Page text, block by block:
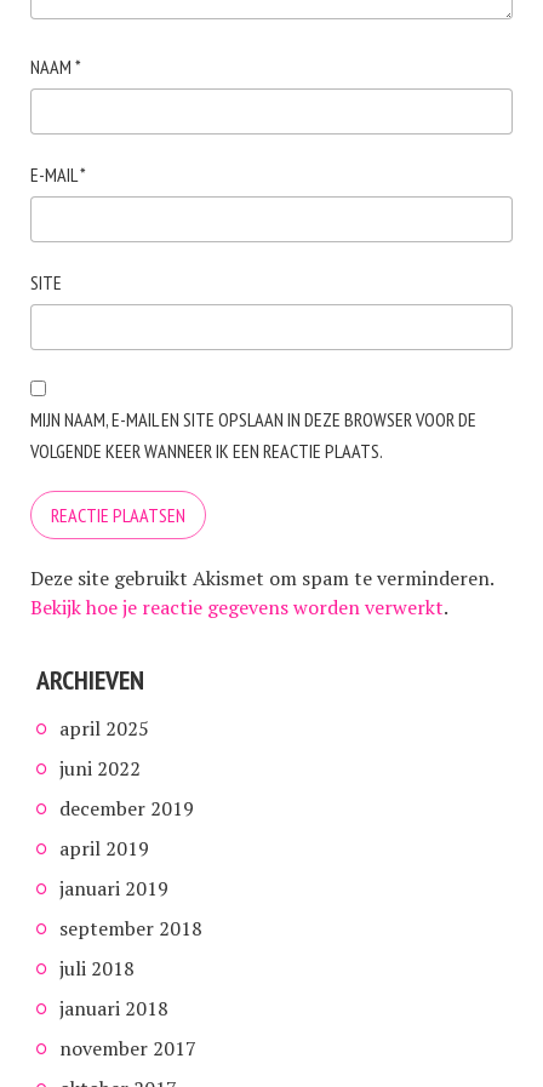
NAAM *
E-MAIL*
SITE
MIJN NAAM, E-MAIL EN SITE OPSLAAN IN DEZE BROWSER VOOR DE
VOLGENDE KEER WANNEER IK EEN REACTIE PLAATS.
Deze site gebruikt Akismet om spam te verminderen.
Bekijk hoe je reactie gegevens worden verwerkt.
ARCHIEVEN
april 2025
juni 2022
december 2019
april 2019
januari 2019
september 2018
juli 2018
januari 2018
november 2017